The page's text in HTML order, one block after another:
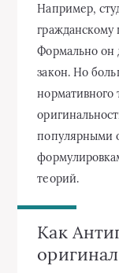
Например,
гражданскому
Формально он
закон. Но
нормативного
популярными
теорий.
Как